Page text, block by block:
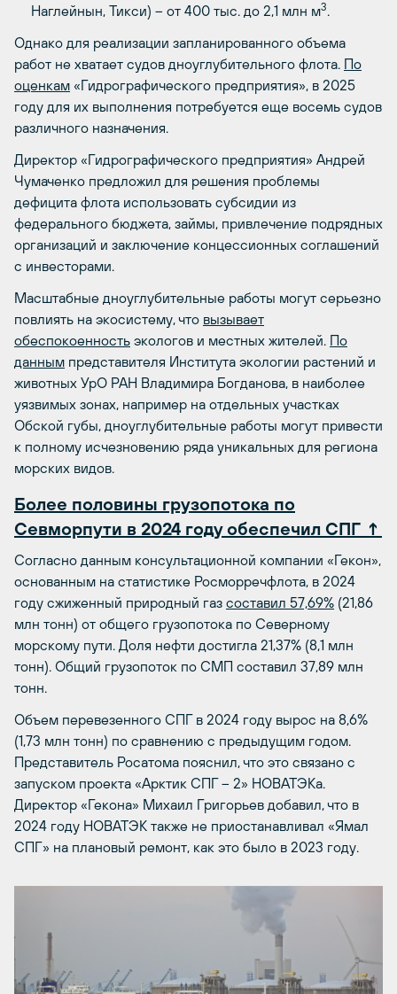
Наглейнын, Тикси) – от 400 тыс. до 2,1 млн м3.
Однако для реализации запланированного объема
работ не хватает судов дноуглубительного флота. По
оценкам «Гидрографического предприятия», в 2025
году для их выполнения потребуется еще восемь судов
различного назначения.
Директор «Гидрографического предприятия» Андрей
Чумаченко предложил для решения проблемы
дефицита флота использовать субсидии из
федерального бюджета, займы, привлечение подрядных
организаций и заключение концессионных соглашений
с инвесторами.
Масштабные дноуглубительные работы могут серьезно
повлиять на экосистему, что вызывает
обеспокоенность экологов и местных жителей. По
данным представителя Института экологии растений и
животных УрО РАН Владимира Богданова, в наиболее
уязвимых зонах, например на отдельных участках
Обской губы, дноуглубительные работы могут привести
к полному исчезновению ряда уникальных для региона
морских видов.
Более половины грузопотока по
Севморпути в 2024 году обеспечил СПГ ↑
Согласно данным консультационной компании «Гекон»,
основанным на статистике Росморречфлота, в 2024
году сжиженный природный газ составил 57,69% (21,86
млн тонн) от общего грузопотока по Северному
морскому пути. Доля нефти достигла 21,37% (8,1 млн
тонн). Общий грузопоток по СМП составил 37,89 млн
тонн.
Объем перевезенного СПГ в 2024 году вырос на 8,6%
(1,73 млн тонн) по сравнению с предыдущим годом.
Представитель Росатома пояснил, что это связано с
запуском проекта «Арктик СПГ – 2» НОВАТЭКа.
Директор «Гекона» Михаил Григорьев добавил, что в
2024 году НОВАТЭК также не приостанавливал «Ямал
СПГ» на плановый ремонт, как это было в 2023 году.